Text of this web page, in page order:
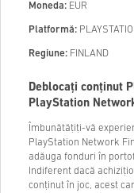
Moneda: EUR
Platformă:
Regiune: FINLAND
Deblocați conținut
PlayStation
Îmbunătățiți-vă
PlayStation Network
adăuga fonduri în
Indiferent dacă
conținut în joc, acest